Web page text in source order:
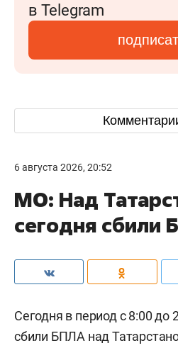
в Telegram
6 августа 2026, 20:52
МО: Над
сегодня сбили
Сегодня в период с 8:00
сбили БПЛА над